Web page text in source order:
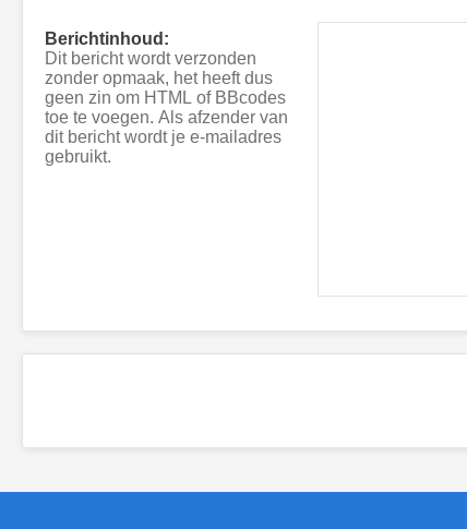
Berichtinhoud:
Dit bericht wordt verzonden
zonder opmaak, het heeft dus
geen zin om HTML of BBcodes
toe te voegen. Als afzender van
dit bericht wordt je e-mailadres
gebruikt.